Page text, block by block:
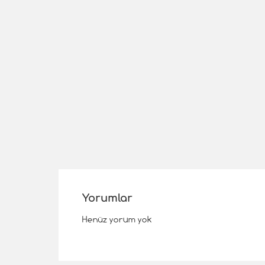
Yorumlar
Henüz yorum yok